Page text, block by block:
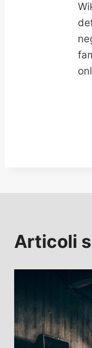
Articoli